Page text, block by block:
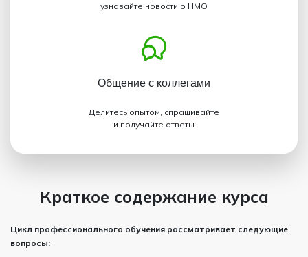
узнавайте новости о НМО
Общение с коллегами
Делитесь опытом, спрашивайте
и получайте ответы
Краткое содержание курса
Цикл профессионального обучения рассматривает следующие
вопросы: